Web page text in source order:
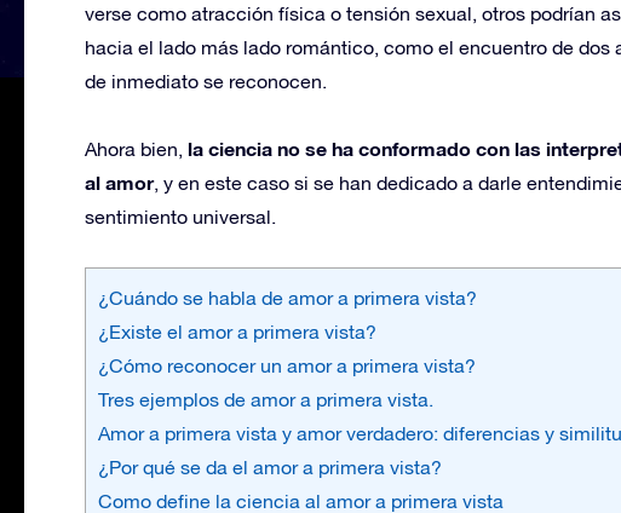
verse como atracción física o tensión sexual, otros podrían
hacia el lado más lado romántico, como el encuentro de dos
de inmediato se reconocen.
Ahora bien, la ciencia no se ha conformado con las
al amor, y en este caso si se han dedicado a darle
sentimiento universal.
¿Cuándo se habla de amor a primera vista?
¿Existe el amor a primera vista?
¿Cómo reconocer un amor a primera vista?
Tres ejemplos de amor a primera vista.
Amor a primera vista y amor verdadero: diferencias y
¿Por qué se da el amor a primera vista?
Como define la ciencia al amor a primera vista